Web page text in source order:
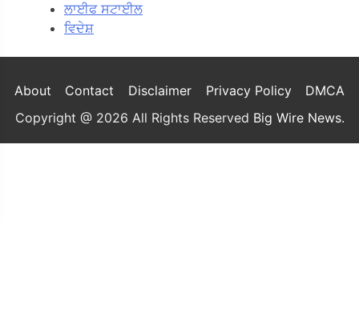
ਲਾਈਫ ਸਟਾਈਲ
ਵਿਦੇਸ਼
About Contact Disclaimer Privacy Policy
DMCA
Copyright @ 2026 All Rights Reserved Big Wire News.